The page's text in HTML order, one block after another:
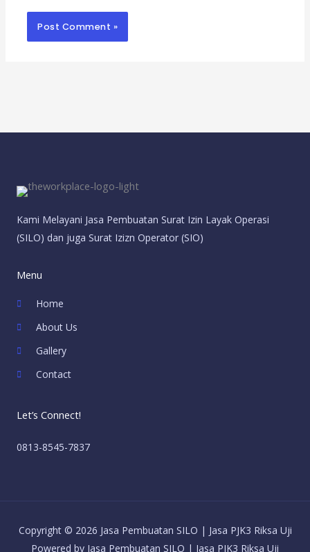
Kami Melayani Jasa Pembuatan Surat Izin Layak Operasi
(SILO) dan juga Surat Izizn Operator (SIO)
Menu
Home
About Us
Gallery
Contact
Let’s Connect!
0813-8545-7837
Copyright © 2026 Jasa Pembuatan SILO | Jasa PJK3 Riksa Uji
Powered by Jasa Pembuatan SILO | Jasa PJK3 Riksa Uji